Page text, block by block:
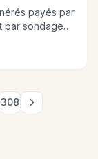
payés par
par sondage
écrase le gain
l'apport
308